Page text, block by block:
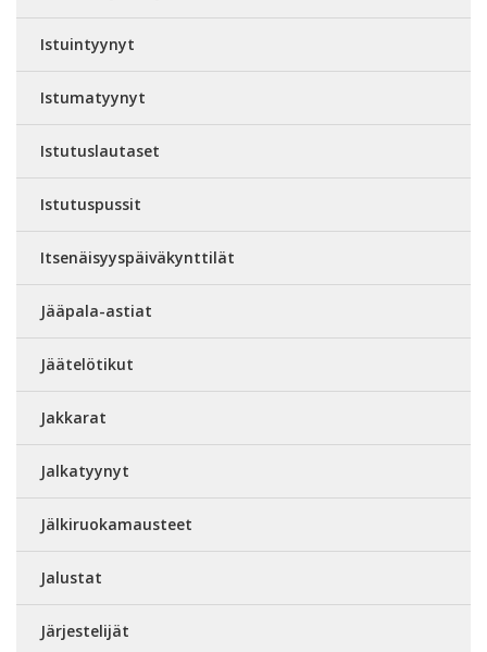
Istuintyynyt
Istumatyynyt
Istutuslautaset
Istutuspussit
Itsenäisyyspäiväkynttilät
Jääpala-astiat
Jäätelötikut
Jakkarat
Jalkatyynyt
Jälkiruokamausteet
Jalustat
Järjestelijät